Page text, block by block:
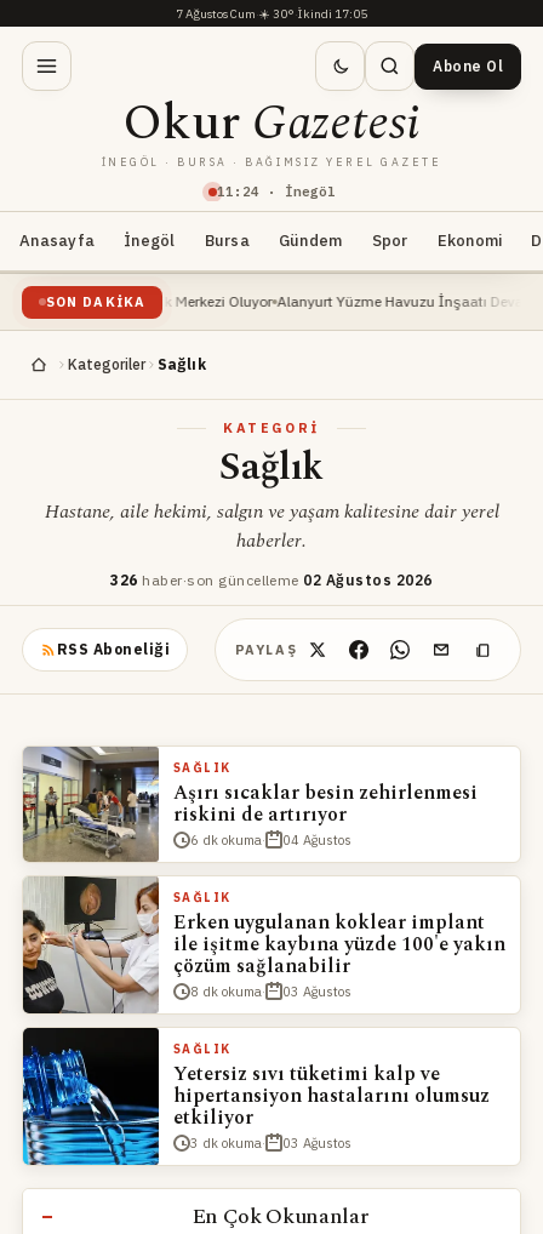
7 Ağustos Cum·☀️ 30°·İkindi 17:05
11 : 24· İnegöl
OkurGazetesi
İNEGÖL · BURSA · BAĞIMSIZ YEREL GAZETE
Abone Ol
Anasayfa İnegöl Bursa Gündem Spor Ekonomi
SON DAKIKA
Atlı Binicilik Merkezi Oluyor Alanyurt Yüzme Havuzu İnşaatı Devam Ediyor:
Kategoriler Sağlık
KATEGORI
Sağlık
Hastane, aile hekimi, salgın ve yaşam kalitesine dair yerel
haberler.
326 haber·son güncelleme 02 Ağustos 2026
RSS Aboneliği PAYLAŞ
SAĞLIK
Türkiye obezite
konusunda alarm
veriyor
Güven Hastanesi Endokrinoloji ve Metabolizma
Hastalıkları Bölümü Öğretim Üyesi Prof. Dr. Alper
Sönmez, Türkiye'deki 3 kişiden birinde obezite
olduğunu belirterek, "Obeziteden kaynaklı çeşitli
hastalıklarla uğraşıyoruz. Mücadele etmezsek,
obezite bizi ele geçirecek." ifadelerini kullandı.
Haber Merkezi 1 dk okuma· 04 Mart
SAĞLIK
Aşırı sıcaklar besin zehirlenmesi
riskini de artırıyor
6 dk okuma· 04 Ağustos
SAĞLIK
Erken uygulanan koklear implant
ile işitme kaybına yüzde 100'e yakın
çözüm sağlanabilir
8 dk okuma· 03 Ağustos
SAĞLIK
Yetersiz sıvı tüketimi kalp ve
hipertansiyon hastalarını olumsuz
etkiliyor
3 dk okuma· 03 Ağustos
En Çok Okunanlar